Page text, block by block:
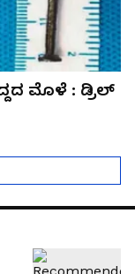
ಮೊಳೆ : ಡ್ರಿಲ್